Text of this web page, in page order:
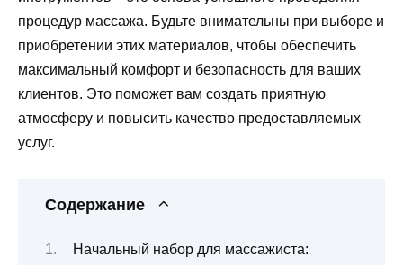
процедур массажа. Будьте внимательны при выборе и
приобретении этих материалов, чтобы обеспечить
максимальный комфорт и безопасность для ваших
клиентов. Это поможет вам создать приятную
атмосферу и повысить качество предоставляемых
услуг.
Содержание
Начальный набор для массажиста: